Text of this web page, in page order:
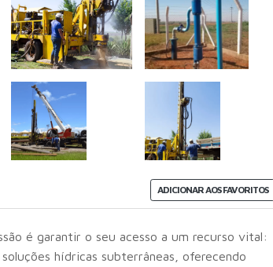
ADICIONAR AOS FAVORITOS
é garantir o seu acesso a um recurso vital:
hídricas subterrâneas, oferecendo